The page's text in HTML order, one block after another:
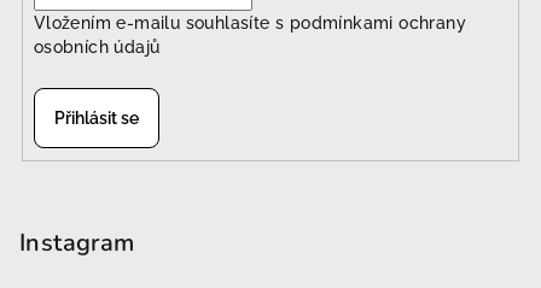
Vložením e-mailu souhlasíte s podmínkami ochrany
osobních údajů
Přihlásit se
Instagram